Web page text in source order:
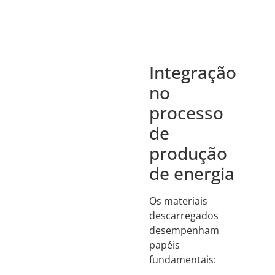
Integração
no
processo
de
produção
de energia
Os materiais
descarregados
desempenham
papéis
fundamentais: